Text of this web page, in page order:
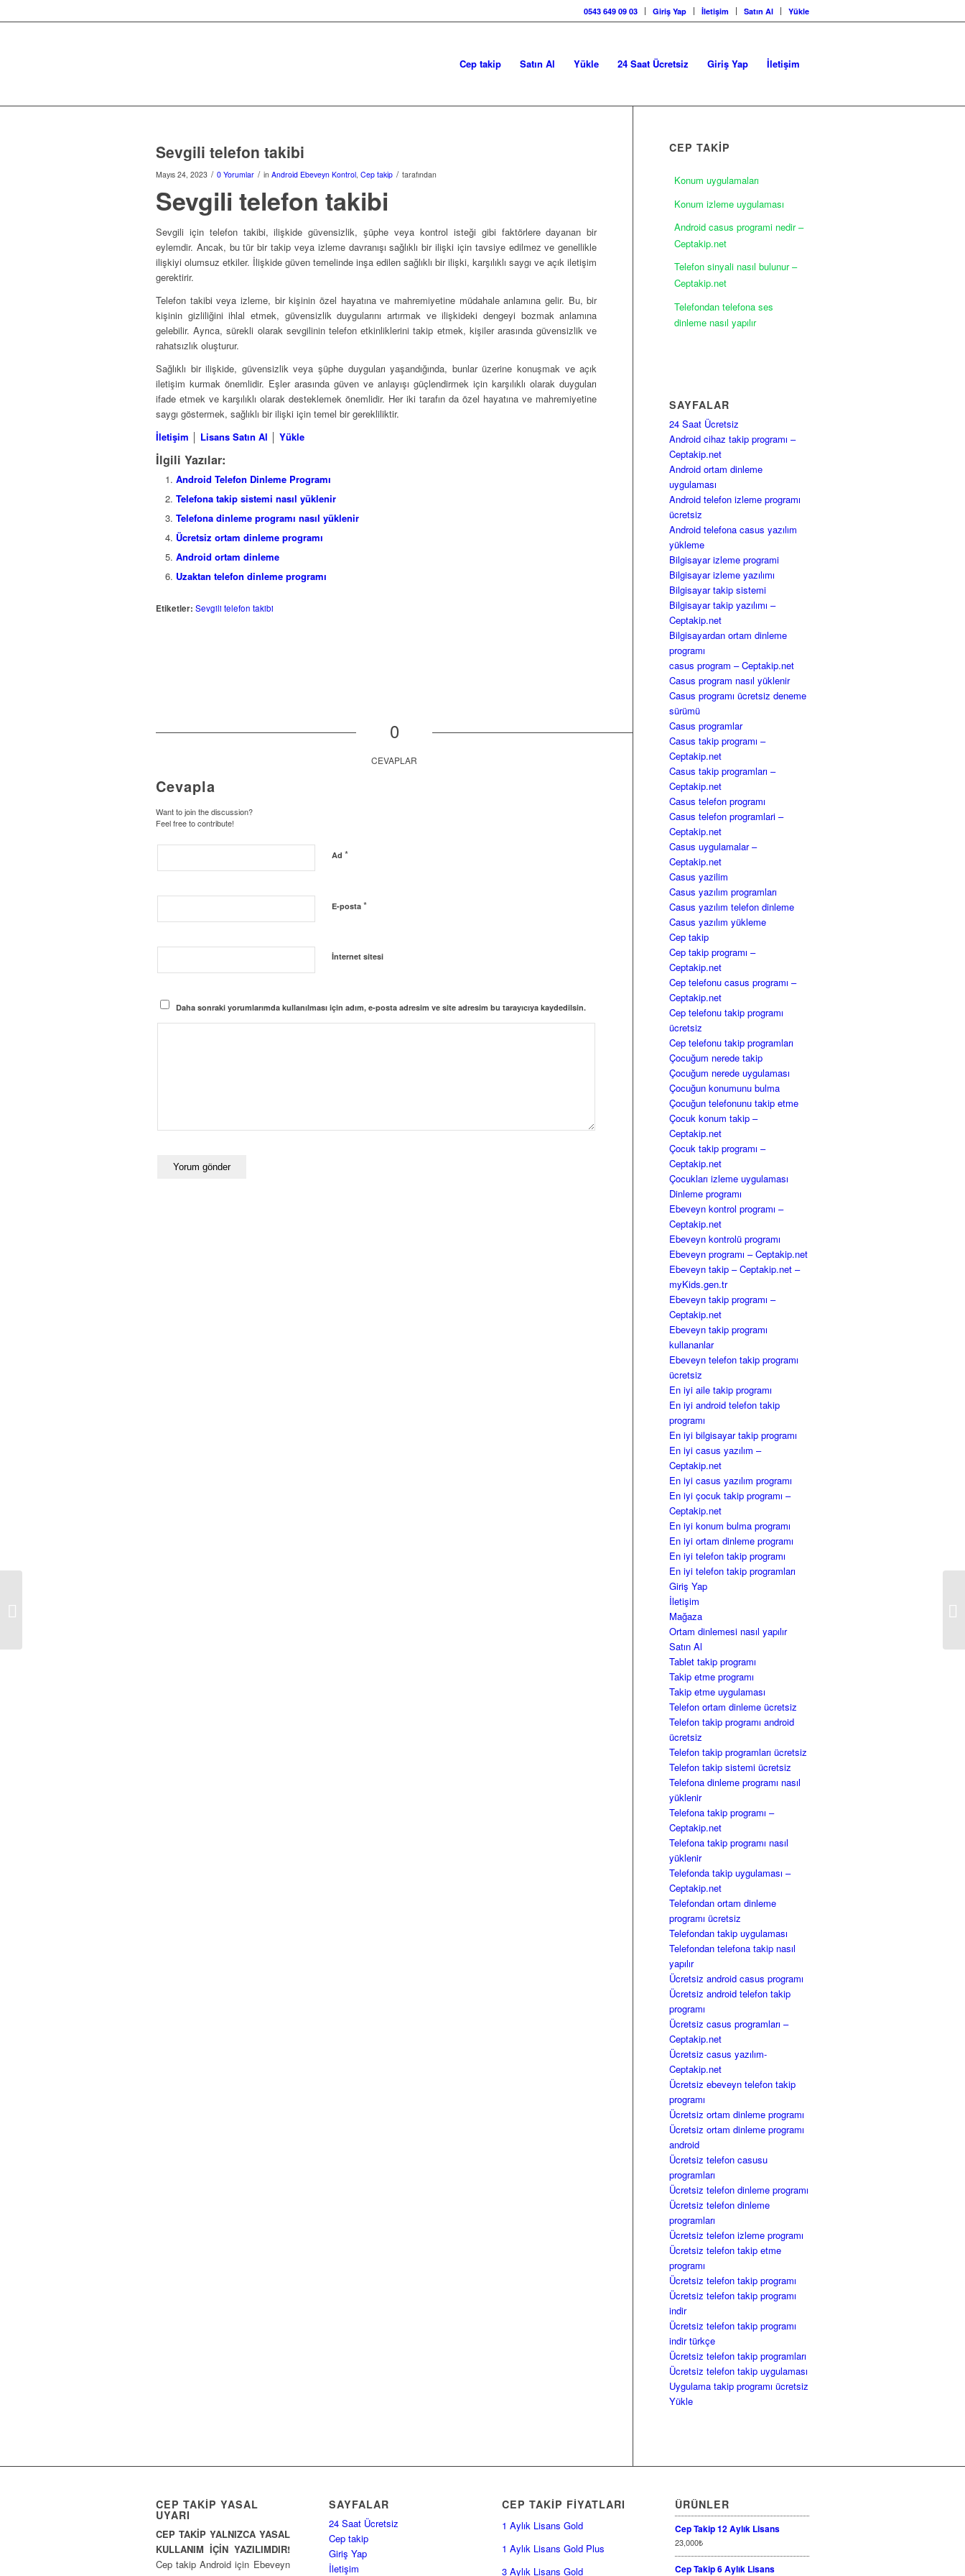
0543 649 09 03 Giriş Yap İletişim Satın Al Yükle
Cep takip Satın Al Yükle 24 Saat Ücretsiz Giriş Yap İletişim
Sevgili telefon takibi
Mayıs 24, 2023 / 0 Yorumlar / in Android Ebeveyn Kontrol, Cep takip / tarafından
Sevgili telefon takibi
Sevgili için telefon takibi, ilişkide güvensizlik, şüphe veya kontrol isteği gibi faktörlere dayanan bir
eylemdir. Ancak, bu tür bir takip veya izleme davranışı sağlıklı bir ilişki için tavsiye edilmez ve genellikle
ilişkiyi olumsuz etkiler. İlişkide güven temelinde inşa edilen sağlıklı bir ilişki, karşılıklı saygı ve açık iletişim
gerektirir.
Telefon takibi veya izleme, bir kişinin özel hayatına ve mahremiyetine müdahale anlamına gelir. Bu, bir
kişinin gizliliğini ihlal etmek, güvensizlik duygularını artırmak ve ilişkideki dengeyi bozmak anlamına
gelebilir. Ayrıca, sürekli olarak sevgilinin telefon etkinliklerini takip etmek, kişiler arasında güvensizlik ve
rahatsızlık oluşturur.
Sağlıklı bir ilişkide, güvensizlik veya şüphe duyguları yaşandığında, bunlar üzerine konuşmak ve açık
iletişim kurmak önemlidir. Eşler arasında güven ve anlayışı güçlendirmek için karşılıklı olarak duyguları
ifade etmek ve karşılıklı olarak desteklemek önemlidir. Her iki tarafın da özel hayatına ve mahremiyetine
saygı göstermek, sağlıklı bir ilişki için temel bir gerekliliktir.
İletişim │ Lisans Satın Al │ Yükle
İlgili Yazılar:
Android Telefon Dinleme Programı
Telefona takip sistemi nasıl yüklenir
Telefona dinleme programı nasıl yüklenir
Ücretsiz ortam dinleme programı
Android ortam dinleme
Uzaktan telefon dinleme programı
Etiketler: Sevgili telefon takibi
0
CEVAPLAR
Cevapla
Want to join the discussion?
Feel free to contribute!
Ad *
E-posta *
İnternet sitesi
Daha sonraki yorumlarımda kullanılması için adım, e-posta adresim ve site adresim bu tarayıcıya kaydedilsin.
CEP TAKİP
Konum uygulamaları
Konum izleme uygulaması
Android casus programi nedir –
Ceptakip.net
Telefon sinyali nasıl bulunur –
Ceptakip.net
Telefondan telefona ses
dinleme nasıl yapılır
SAYFALAR
24 Saat Ücretsiz
Android cihaz takip programı –
Ceptakip.net
Android ortam dinleme
uygulaması
Android telefon izleme programı
ücretsiz
Android telefona casus yazılım
yükleme
Bilgisayar izleme programi
Bilgisayar izleme yazılımı
Bilgisayar takip sistemi
Bilgisayar takip yazılımı –
Ceptakip.net
Bilgisayardan ortam dinleme
programı
casus program – Ceptakip.net
Casus program nasıl yüklenir
Casus programı ücretsiz deneme
sürümü
Casus programlar
Casus takip programı –
Ceptakip.net
Casus takip programları –
Ceptakip.net
Casus telefon programı
Casus telefon programlari –
Ceptakip.net
Casus uygulamalar –
Ceptakip.net
Casus yazilim
Casus yazılım programları
Casus yazılım telefon dinleme
Casus yazılım yükleme
Cep takip
Cep takip programı –
Ceptakip.net
Cep telefonu casus programı –
Ceptakip.net
Cep telefonu takip programı
ücretsiz
Cep telefonu takip programları
Çocuğum nerede takip
Çocuğum nerede uygulaması
Çocuğun konumunu bulma
Çocuğun telefonunu takip etme
Çocuk konum takip –
Ceptakip.net
Çocuk takip programı –
Ceptakip.net
Çocukları izleme uygulaması
Dinleme programı
Ebeveyn kontrol programı –
Ceptakip.net
Ebeveyn kontrolü programı
Ebeveyn programı – Ceptakip.net
Ebeveyn takip – Ceptakip.net –
myKids.gen.tr
Ebeveyn takip programı –
Ceptakip.net
Ebeveyn takip programı
kullananlar
Ebeveyn telefon takip programı
ücretsiz
En iyi aile takip programı
En iyi android telefon takip
programı
En iyi bilgisayar takip programı
En iyi casus yazılım –
Ceptakip.net
En iyi casus yazılım programı
En iyi çocuk takip programı –
Ceptakip.net
En iyi konum bulma programı
En iyi ortam dinleme programı
En iyi telefon takip programı
En iyi telefon takip programları
Giriş Yap
İletişim
Mağaza
Ortam dinlemesi nasıl yapılır
Satın Al
Tablet takip programı
Takip etme programı
Takip etme uygulaması
Telefon ortam dinleme ücretsiz
Telefon takip programı android
ücretsiz
Telefon takip programları ücretsiz
Telefon takip sistemi ücretsiz
Telefona dinleme programı nasıl
yüklenir
Telefona takip programı –
Ceptakip.net
Telefona takip programı nasıl
yüklenir
Telefonda takip uygulaması –
Ceptakip.net
Telefondan ortam dinleme
programı ücretsiz
Telefondan takip uygulaması
Telefondan telefona takip nasıl
yapılır
Ücretsiz android casus programı
Ücretsiz android telefon takip
programı
Ücretsiz casus programları –
Ceptakip.net
Ücretsiz casus yazılım-
Ceptakip.net
Ücretsiz ebeveyn telefon takip
programı
Ücretsiz ortam dinleme programı
Ücretsiz ortam dinleme programı
android
Ücretsiz telefon casusu
programları
Ücretsiz telefon dinleme programı
Ücretsiz telefon dinleme
programları
Ücretsiz telefon izleme programı
Ücretsiz telefon takip etme
programı
Ücretsiz telefon takip programı
Ücretsiz telefon takip programı
indir
Ücretsiz telefon takip programı
indir türkçe
Ücretsiz telefon takip programları
Ücretsiz telefon takip uygulaması
Uygulama takip programı ücretsiz
Yükle
CEP TAKİP YASAL
UYARI
CEP TAKİP YALNIZCA YASAL
KULLANIM İÇİN YAZILIMDIR!
Cep takip Android için Ebeveyn
SAYFALAR
24 Saat Ücretsiz
Cep takip
Giriş Yap
İletişim
CEP TAKİP FİYATLARI
1 Aylık Lisans Gold
1 Aylık Lisans Gold Plus
3 Aylık Lisans Gold
ÜRÜNLER
Cep Takip 12 Aylık Lisans
23,000₺
Cep Takip 6 Aylık Lisans